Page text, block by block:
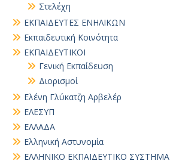
Στελέχη
ΕΚΠΑΙΔΕΥΤΕΣ ΕΝΗΛΙΚΩΝ
Εκπαιδευτική Κοινότητα
ΕΚΠΑΙΔΕΥΤΙΚΟΙ
Γενική Εκπαίδευση
Διορισμοί
Ελένη Γλύκατζη Αρβελέρ
ΕΛΕΣΥΠ
ΕΛΛΑΔΑ
Ελληνική Αστυνομία
ΕΛΛΗΝΙΚΟ ΕΚΠΑΙΔΕΥΤΙΚΟ ΣΥΣΤΗΜΑ